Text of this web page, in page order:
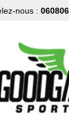
nous :